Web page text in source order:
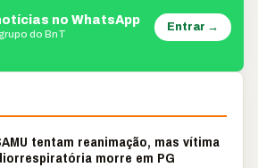
no WhatsApp
do BnT
Entrar →
tentam reanimação, mas vítima
morre em PG